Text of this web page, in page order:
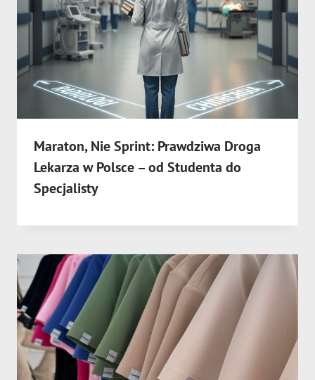
Maraton, Nie Sprint: Prawdziwa Droga
Lekarza w Polsce – od Studenta do
Specjalisty